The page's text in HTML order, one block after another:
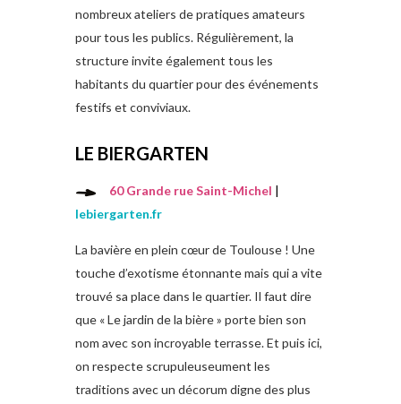
nombreux ateliers de pratiques amateurs
pour tous les publics. Régulièrement, la
structure invite également tous les
habitants du quartier pour des événements
festifs et conviviaux.
LE BIERGARTEN
60 Grande rue Saint-Michel |
lebiergarten.fr
La bavière en plein cœur de Toulouse ! Une
touche d’exotisme étonnante mais qui a vite
trouvé sa place dans le quartier. Il faut dire
que « Le jardin de la bière » porte bien son
nom avec son incroyable terrasse. Et puis ici,
on respecte scrupuleuseument les
traditions avec un décorum digne des plus